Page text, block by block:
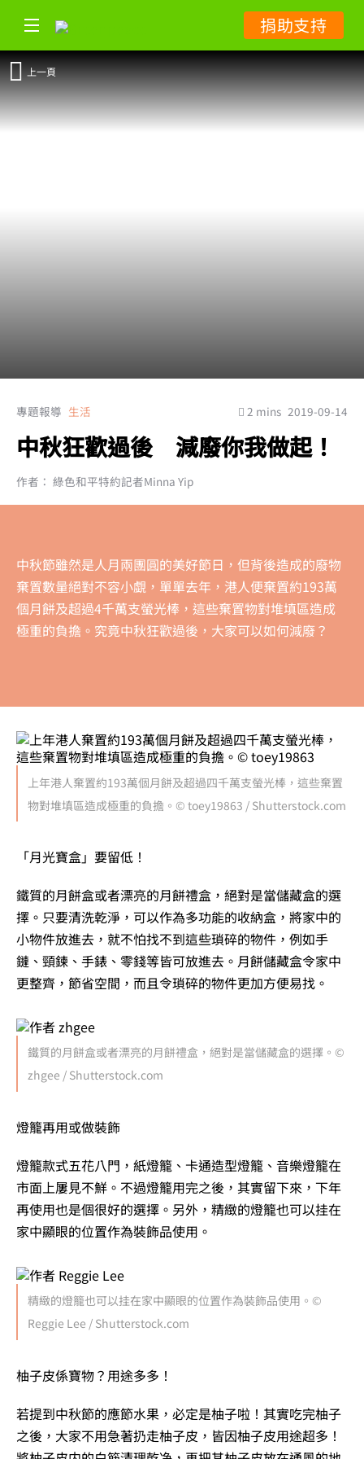
捐助支持
上一頁
專題報導 生活 2 mins 2019-09-14
中秋狂歡過後 減廢你我做起！
作者： 綠色和平特約記者Minna Yip
中秋節雖然是人月兩團圓的美好節日，但背後造成的廢物
棄置數量絕對不容小覷，單單去年，港人便棄置約193萬
個月餅及超過4千萬支螢光棒，這些棄置物對堆填區造成
極重的負擔。究竟中秋狂歡過後，大家可以如何減廢？
上年港人棄置約193萬個月餅及超過四千萬支螢光棒，這些棄置
物對堆填區造成極重的負擔。© toey19863 / Shutterstock.com
「月光寶盒」要留低！
鐵質的月餅盒或者漂亮的月餅禮盒，絕對是當儲藏盒的選
擇。只要清洗乾淨，可以作為多功能的收納盒，將家中的
小物件放進去，就不怕找不到這些瑣碎的物件，例如手
鏈、頸鍊、手錶、零錢等皆可放進去。月餅儲藏盒令家中
更整齊，節省空間，而且令瑣碎的物件更加方便易找。
鐵質的月餅盒或者漂亮的月餅禮盒，絕對是當儲藏盒的選擇。©
zhgee / Shutterstock.com
燈籠再用或做裝飾
燈籠款式五花八門，紙燈籠、卡通造型燈籠、音樂燈籠在
市面上屢見不鮮。不過燈籠用完之後，其實留下來，下年
再使用也是個很好的選擇。另外，精緻的燈籠也可以挂在
家中顯眼的位置作為裝飾品使用。
精緻的燈籠也可以挂在家中顯眼的位置作為裝飾品使用。©
Reggie Lee / Shutterstock.com
柚子皮係寶物？用途多多！
若提到中秋節的應節水果，必定是柚子啦！其實吃完柚子
之後，大家不用急著扔走柚子皮，皆因柚子皮用途超多！